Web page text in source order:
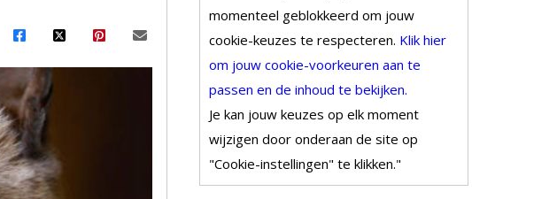
momenteel geblokkeerd om jouw
cookie-keuzes te respecteren. Klik hier
om jouw cookie-voorkeuren aan te
passen en de inhoud te bekijken.
Je kan jouw keuzes op elk moment
wijzigen door onderaan de site op
"Cookie-instellingen" te klikken."